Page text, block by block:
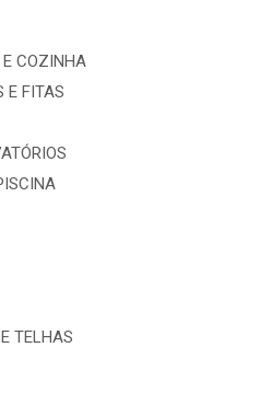
E COZINHA
E FITAS
TELHAS